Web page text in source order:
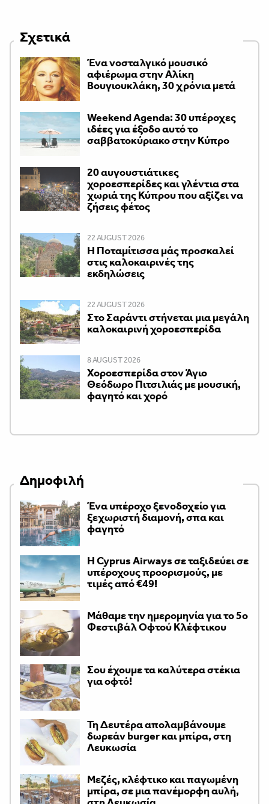
Σχετικά
Ένα νοσταλγικό μουσικό
αφιέρωμα στην Αλίκη
Βουγιουκλάκη, 30 χρόνια μετά
Weekend Agenda: 30 υπέροχες
ιδέες για έξοδο αυτό το
σαββατοκύριακο στην Κύπρο
20 αυγουστιάτικες
χοροεσπερίδες και γλέντια στα
χωριά της Κύπρου που αξίζει να
ζήσεις φέτος
22 AUGUST 2026
Η Ποταμίτισσα μάς προσκαλεί
στις καλοκαιρινές της
εκδηλώσεις
22 AUGUST 2026
Στο Σαράντι στήνεται μια μεγάλη
καλοκαιρινή χοροεσπερίδα
8 AUGUST 2026
Χοροεσπερίδα στον Άγιο
Θεόδωρο Πιτσιλιάς με μουσική,
φαγητό και χορό
Δημοφιλή
Ένα υπέροχο ξενοδοχείο για
ξεχωριστή διαμονή, σπα και
φαγητό
H Cyprus Airways σε ταξιδεύει σε
υπέροχους προορισμούς, με
τιμές από €49!
Μάθαμε την ημερομηνία για το 5ο
Φεστιβάλ Οφτού Κλέφτικου
Σου έχουμε τα καλύτερα στέκια
για οφτό!
Τη Δευτέρα απολαμβάνουμε
δωρεάν burger και μπίρα, στη
Λευκωσία
Μεζές, κλέφτικο και παγωμένη
μπίρα, σε μια πανέμορφη αυλή,